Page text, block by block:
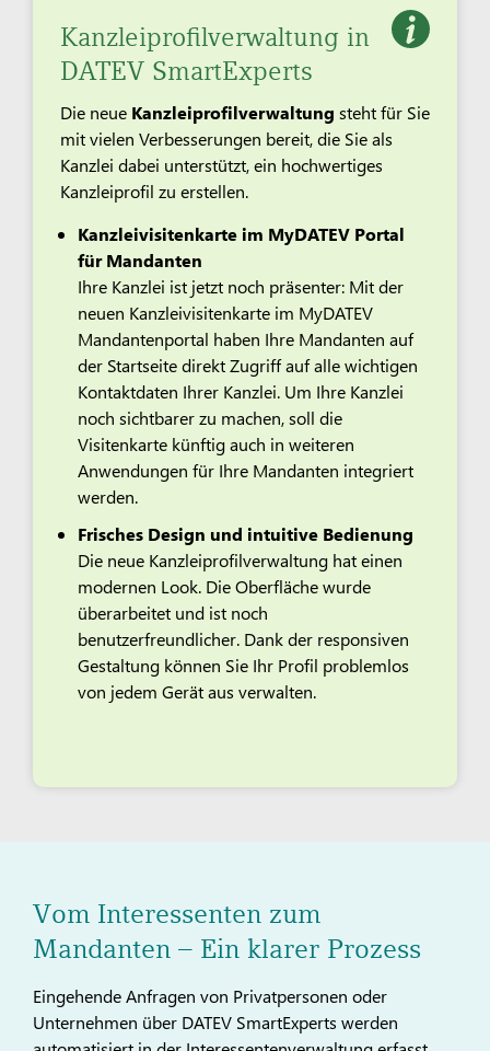
Kanzleiprofilverwaltung in
DATEV SmartExperts
Die neue Kanzleiprofilverwaltung steht für Sie
mit vielen Verbesserungen bereit, die Sie als
Kanzlei dabei unterstützt, ein hochwertiges
Kanzleiprofil zu erstellen.
Kanzleivisitenkarte im MyDATEV Portal
für Mandanten
Ihre Kanzlei ist jetzt noch präsenter: Mit der
neuen Kanzleivisitenkarte im MyDATEV
Mandantenportal haben Ihre Mandanten auf
der Startseite direkt Zugriff auf alle wichtigen
Kontaktdaten Ihrer Kanzlei. Um Ihre Kanzlei
noch sichtbarer zu machen, soll die
Visitenkarte künftig auch in weiteren
Anwendungen für Ihre Mandanten integriert
werden.
Frisches Design und intuitive Bedienung
Die neue Kanzleiprofilverwaltung hat einen
modernen Look. Die Oberfläche wurde
überarbeitet und ist noch
benutzerfreundlicher. Dank der responsiven
Gestaltung können Sie Ihr Profil problemlos
von jedem Gerät aus verwalten.
Vom Interessenten zum
Mandanten – Ein klarer Prozess
Eingehende Anfragen von Privatpersonen oder
Unternehmen über DATEV SmartExperts werden